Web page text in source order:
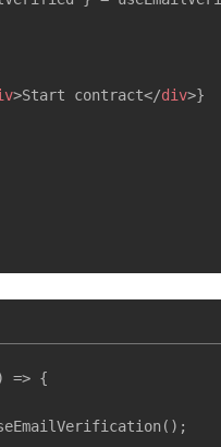
>Start contract</div>}
=> {